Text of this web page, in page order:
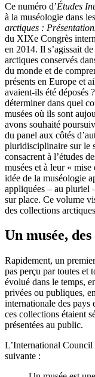
Ce numéro d’Études
à la muséologie dans
arctiques :
du XIXe Congrès
en 2014. Il s’agissait
arctiques conservés
du monde et de
présents en Europe et
avaient-ils été déposés
déterminer dans quel
musées où ils sont
avons souhaité
du panel aux côtés
pluridisciplinaire sur le
consacrent à l’études
musées et à leur «
idée de la muséologie
appliquées – au pluriel
sur place. Ce volume
des collections
Un musée, des
Rapidement, un
pas perçu par toutes et
évolué dans le temps,
privées ou publiques,
internationale des pays
ces collections étaient
présentées au public.
L’International
suivante :